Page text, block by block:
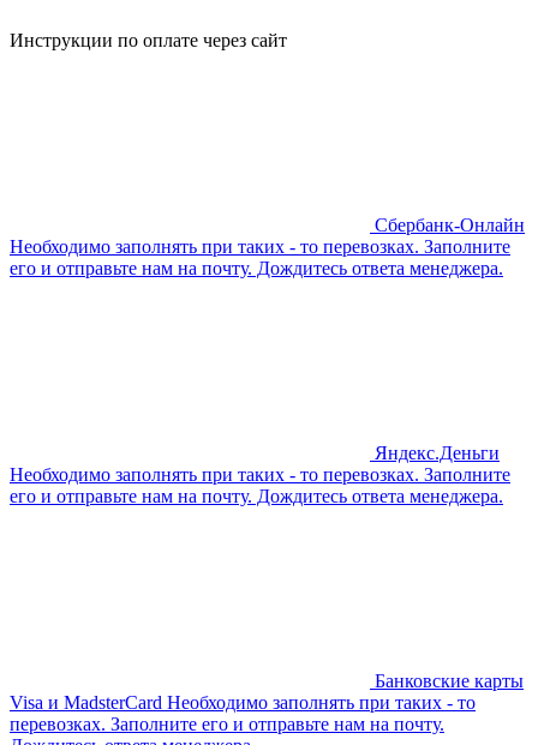
Инструкции по оплате через сайт
Сбербанк-Онлайн
Необходимо заполнять при таких - то перевозках. Заполните
его и отправьте нам на почту. Дождитесь ответа менеджера.
Яндекс.Деньги
Необходимо заполнять при таких - то перевозках. Заполните
его и отправьте нам на почту. Дождитесь ответа менеджера.
Банковские карты
Visa и MadsterCard Необходимо заполнять при таких - то
перевозках. Заполните его и отправьте нам на почту.